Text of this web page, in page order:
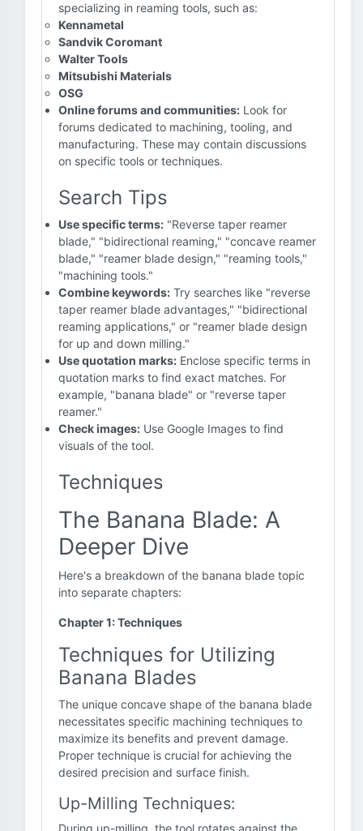
specializing in reaming tools, such as:
Kennametal
Sandvik Coromant
Walter Tools
Mitsubishi Materials
OSG
Online forums and communities: Look for
forums dedicated to machining, tooling, and
manufacturing. These may contain discussions
on specific tools or techniques.
Search Tips
Use specific terms: "Reverse taper reamer
blade," "bidirectional reaming," "concave reamer
blade," "reamer blade design," "reaming tools,"
"machining tools."
Combine keywords: Try searches like "reverse
taper reamer blade advantages," "bidirectional
reaming applications," or "reamer blade design
for up and down milling."
Use quotation marks: Enclose specific terms in
quotation marks to find exact matches. For
example, "banana blade" or "reverse taper
reamer."
Check images: Use Google Images to find
visuals of the tool.
Techniques
The Banana Blade: A
Deeper Dive
Here's a breakdown of the banana blade topic
into separate chapters:
Chapter 1: Techniques
Techniques for Utilizing
Banana Blades
The unique concave shape of the banana blade
necessitates specific machining techniques to
maximize its benefits and prevent damage.
Proper technique is crucial for achieving the
desired precision and surface finish.
Up-Milling Techniques:
During up-milling, the tool rotates against the